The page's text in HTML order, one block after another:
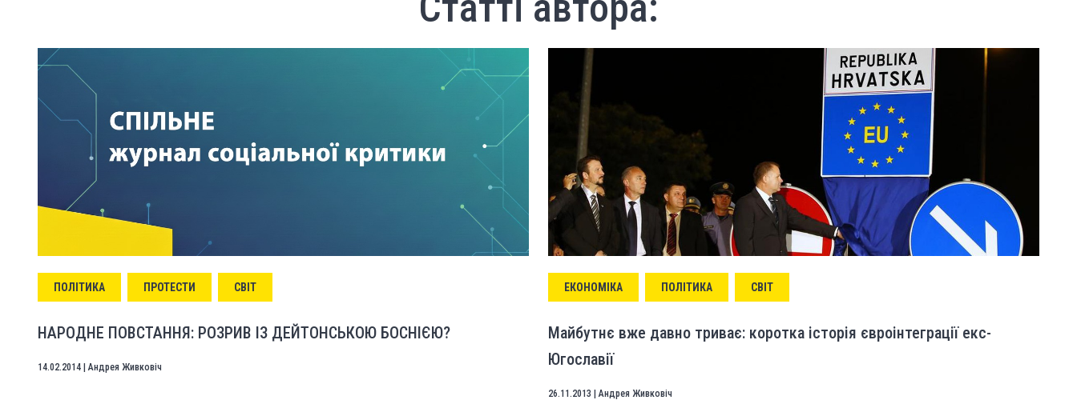
ПОЛІТИКА ПРОТЕСТИ СВІТ
НАРОДНЕ ПОВСТАННЯ: РОЗРИВ ІЗ ДЕЙТОНСЬКОЮ БОСНІЄЮ?
14.02.2014 Андрея Живковіч
ЕКОНОМІКА ПОЛІТИКА СВІТ
Майбутнє вже давно триває: коротка історія євроінтеграції екс-
Югославії
26.11.2013 Андрея Живковіч